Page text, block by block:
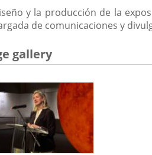
y la producción de la
de comunicaciones y
gallery